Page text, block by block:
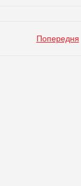
Попередня